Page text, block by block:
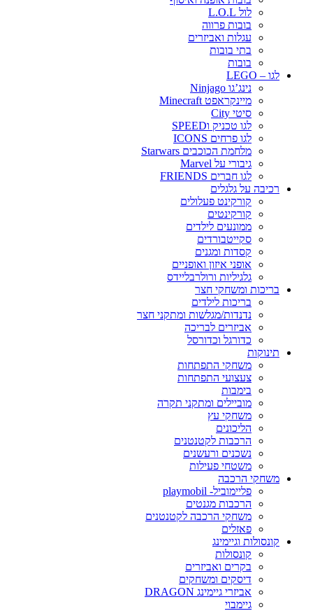
לול L.O.L
בובות פרווה
עגלות ואביזרים
בתי בובות
בובות
לגו – LEGO
נינג’גו Ninjago
מיינקראפט Minecraft
סיטי City
לגו טכניק וSPEED
לגו פרחים ICONS
מלחמת הכוכבים Starwars
גיבורי על Marvel
לגו חברים FRIENDS
רכיבה על גלגלים
קורקינט פעלולים
קורקינטים
ממונעים לילדים
סקייטבורדים
קסדות ומגנים
אופני איזון ואופניים
גלגיליות ורולרבליידס
בריכות ומשחקי חצר
בריכות לילדים
נדנדות/מגלשות ומתקני חצר
אביזרים לבריכה
כדורגל וכדורסל
תינוקות
משחקי התפתחות
צעצועי התפתחות
בימבות
מוביילים ומתקני תקרה
משחקי עץ
הליכונים
הרכבות לקטנטנים
נשכנים ורעשנים
משטחי פעילות
משחקי הרכבה
פליימוביל- playmobil
הרכבות מגנטים
משחקי הרכבה לקטנטנים
פאזלים
קונסולות וגיימינג
קונסולות
בקרים ואביזרים
דיסקים ומשחקים
אביזרי גיימינג DRAGON
גיימבוי